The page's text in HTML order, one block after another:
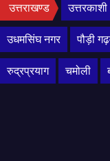
उत्तराखण्ड उत्तरकाशी
उधमसिंघ नगर पौड़ी
रुद्रप्रयाग चमोली